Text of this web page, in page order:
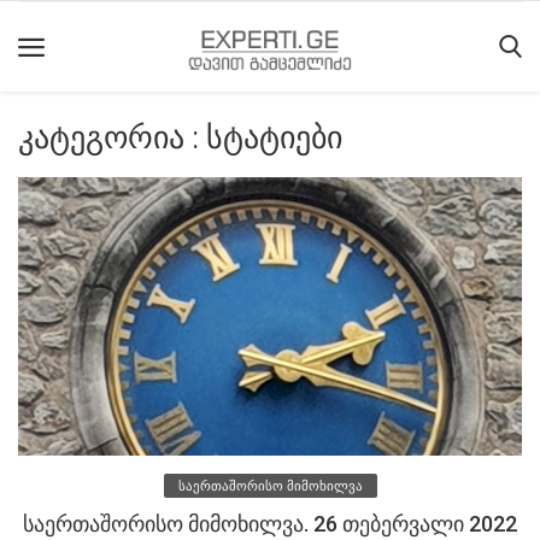
მიმდინარე
მოვლენები
საიტის
შესახებ
ეროვნული
მოძრაობის
ისტორია
კატეგორია : სტატიები
საერთაშორისო მიმოხილვა
საერთაშორისო მიმოხილვა. 26 თებერვალი 2022